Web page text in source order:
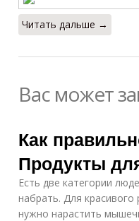
Читать дальше →
Вас может
Как
Продукты
Есть две категории
набрать. Для
нужно нарастить